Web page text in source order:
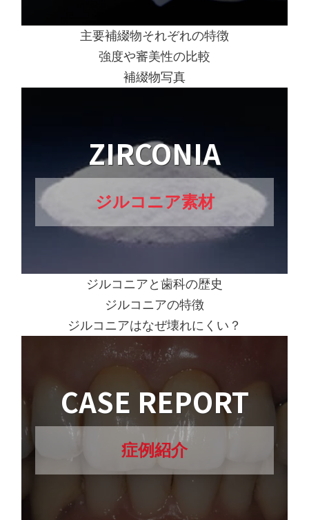
主要補綴物それぞれの特徴
強度や審美性の比較
補綴物写真
ZIRCONIA
ジルコニア素材
ジルコニアと歯科の歴史
ジルコニアの特徴
ジルコニアはなぜ壊れにくい？
CASE REPORT
症例紹介